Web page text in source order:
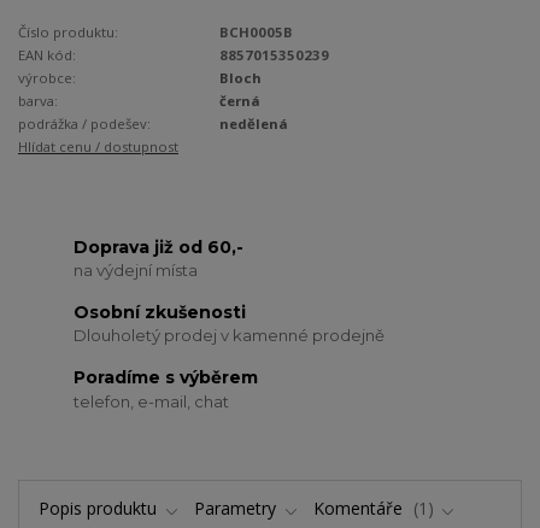
Číslo produktu:
BCH0005B
EAN kód:
8857015350239
výrobce:
Bloch
barva:
černá
podrážka / podešev:
nedělená
Hlídat cenu / dostupnost
Doprava již od 60,-
na výdejní místa
Osobní zkušenosti
Dlouholetý prodej v kamenné prodejně
Poradíme s výběrem
telefon, e-mail, chat
Popis produktu Parametry Komentáře
1